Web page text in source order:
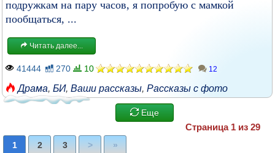
подружкам на пару часов, я попробую с мамкой
пообщаться, ...
Читать далее...
41444 270 10 12
Драма, БИ, Ваши рассказы, Рассказы с фото
Еще
Страница 1 из 29
1 2 3 > »